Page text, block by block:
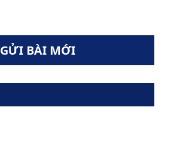
GỬI BÀI MỚI